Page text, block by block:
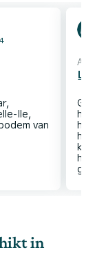
Ile,
van
Laat
het
het
in